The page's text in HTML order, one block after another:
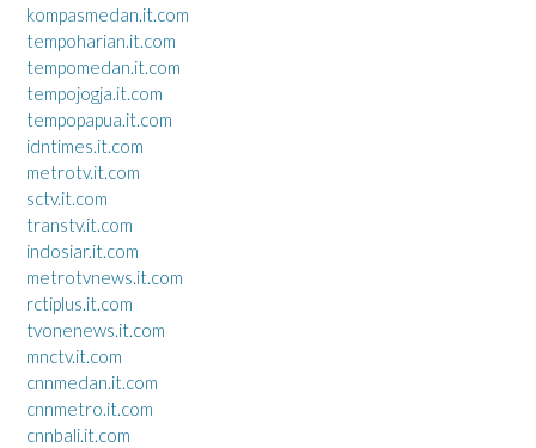
kompasmedan.it.com
tempoharian.it.com
tempomedan.it.com
tempojogja.it.com
tempopapua.it.com
idntimes.it.com
metrotv.it.com
sctv.it.com
transtv.it.com
indosiar.it.com
metrotvnews.it.com
rctiplus.it.com
tvonenews.it.com
mnctv.it.com
cnnmedan.it.com
cnnmetro.it.com
cnnbali.it.com